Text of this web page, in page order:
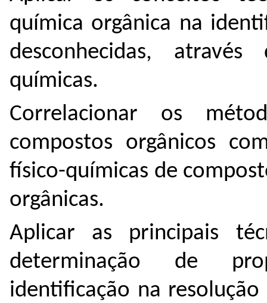
química orgânica na
desconhecidas,
químicas.
Correlacionar os
compostos orgânicos
físico-químicas de
orgânicas.
Aplicar as principais
determinação de
identificação na